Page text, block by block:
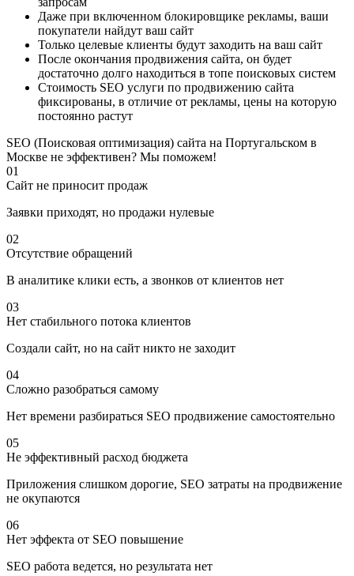
Даже при включенном блокировщике рекламы, ваши
покупатели найдут ваш сайт
Только целевые клиенты будут заходить на ваш сайт
После окончания продвижения сайта, он будет
достаточно долго находиться в топе поисковых систем
Стоимость SEO услуги по продвижению сайта
фиксированы, в отличие от рекламы, цены на которую
постоянно растут
SEO (Поисковая оптимизация) сайта на Португальском в
Москве не эффективен? Мы поможем!
01
Сайт не приносит продаж
Заявки приходят, но продажи нулевые
02
Отсутствие обращений
В аналитике клики есть, а звонков от клиентов нет
03
Нет стабильного потока клиентов
Создали сайт, но на сайт никто не заходит
04
Сложно разобраться самому
Нет времени разбираться SEO продвижение самостоятельно
05
Не эффективный расход бюджета
Приложения слишком дорогие, SEO затраты на продвижение
не окупаются
06
Нет эффекта от SEO повышение
SEO работа ведется, но результата нет